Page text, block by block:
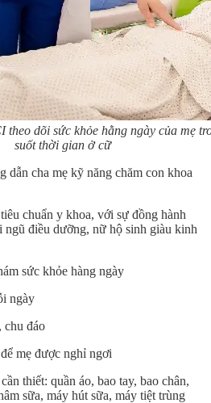
theo dõi sức khỏe hằng ngày của mẹ
suốt thời gian ở cữ
dẫn cha mẹ kỹ năng chăm con khoa
chuẩn y khoa, với sự đồng hành
ngũ điều dưỡng, nữ hộ sinh giàu kinh
sức khỏe hàng ngày
ngày
chu đáo
mẹ được nghỉ ngơi
thiết: quần áo, bao tay, bao chân,
sữa, máy hút sữa, máy tiệt trùng